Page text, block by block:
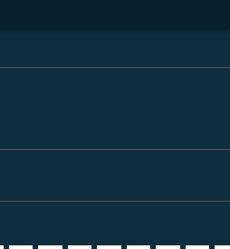
FUK–HKG: cmp-view-
FUK–HKG: cmp-
FUK–HKG: